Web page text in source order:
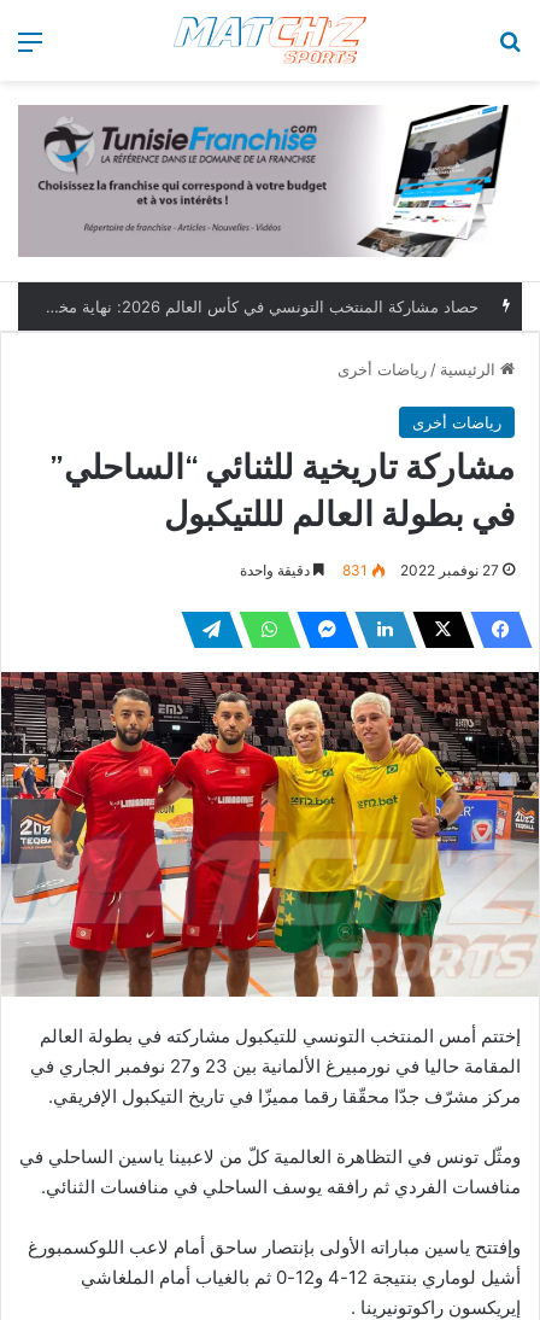
الرئيسية / رياضات أخرى
رياضات أخرى
مشاركة تاريخية للثنائي “الساحلي”
في بطولة العالم لللتيكبول
27 نوفمبر 2022 831 دقيقة واحدة
إختتم أمس المنتخب التونسي للتيكبول مشاركته في بطولة العالم
المقامة حاليا في نورمبيرغ الألمانية بين 23 و27 نوفمبر الجاري في
مركز مشرّف جدّا محقّقا رقما مميزّا في تاريخ التيكبول الإفريقي.
ومثّل تونس في التظاهرة العالمية كلّ من لاعبينا ياسين الساحلي في
منافسات الفردي ثم رافقه يوسف الساحلي في منافسات الثنائي.
وإفتتح ياسين مباراته الأولى بإنتصار ساحق أمام لاعب اللوكسمبورغ
أشيل لوماري بنتيجة 12-4 و12-0 ثم بالغياب أمام الملغاشي
إيريكسون راكوتونيرينا .